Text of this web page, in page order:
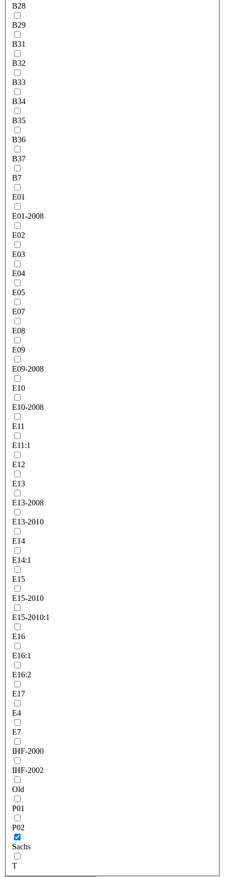
B28
B29
B31
B32
B33
B34
B35
B36
B37
B7
E01
E01-2008
E02
E03
E04
E05
E07
E08
E09
E09-2008
E10
E10-2008
E11
E11:1
E12
E13
E13-2008
E13-2010
E14
E14:1
E15
E15-2010
E15-2010:1
E16
E16:1
E16:2
E17
E4
E7
IHF-2000
IHF-2002
Old
P01
P02
Sachs
T